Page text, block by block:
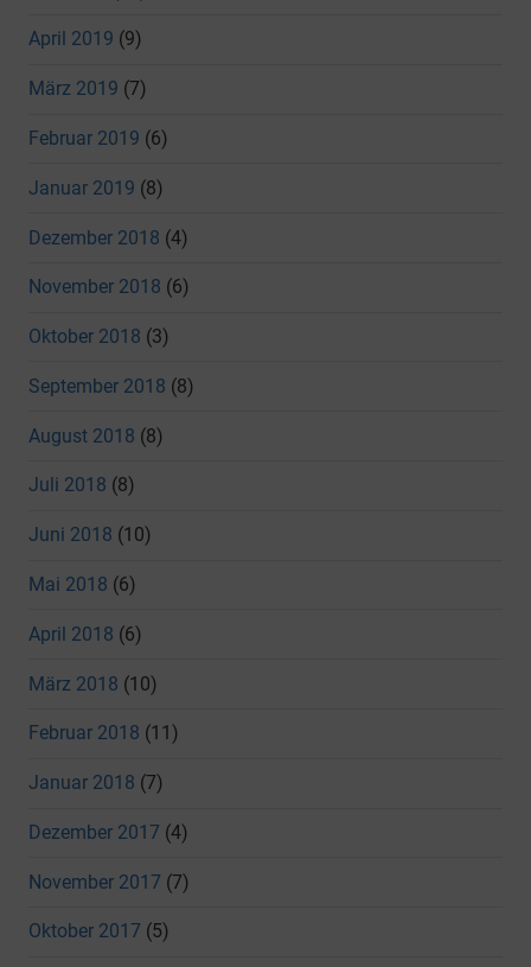
April 2019 (9)
März 2019 (7)
Februar 2019 (6)
Januar 2019 (8)
Dezember 2018 (4)
November 2018 (6)
Oktober 2018 (3)
September 2018 (8)
August 2018 (8)
Juli 2018 (8)
Juni 2018 (10)
Mai 2018 (6)
April 2018 (6)
März 2018 (10)
Februar 2018 (11)
Januar 2018 (7)
Dezember 2017 (4)
November 2017 (7)
Oktober 2017 (5)